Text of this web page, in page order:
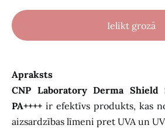
Ielikt grozā
Apraksts
CNP Laboratory Derma Shield
PA++++ ir efektīvs produkts, kas
aizsardzības līmeni pret UVA un